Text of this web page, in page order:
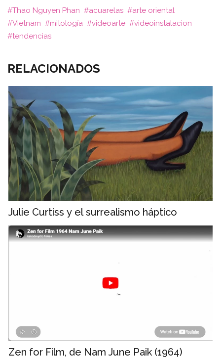
Thao Nguyen Phan acuarelas
arte oriental
Vietnam
mitología videoarte
videoinstalacion
tendencias
RELACIONADOS
Julie Curtiss y el surrealismo háptico
Zen for Film, de Nam June Paik (1964)